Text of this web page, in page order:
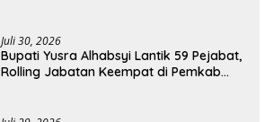
Juli 30, 2026
Bupati Yusra Alhabsyi Lantik 59 Pejabat,
Rolling Jabatan Keempat di Pemkab